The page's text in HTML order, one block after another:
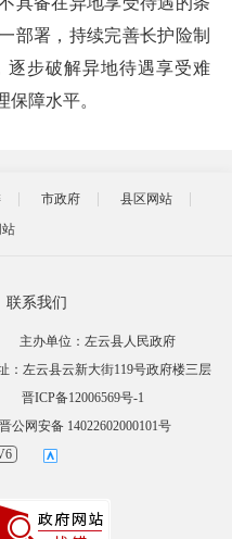
部署，持续完善长护险制
逐步破解异地待遇享受难
障水平。
市政府
县区网站
联系我们
主办单位：左云县人民政府
：左云县云新大街119号政府楼三层
晋ICP备12006569号-1
晋公网安备 14022602000101号